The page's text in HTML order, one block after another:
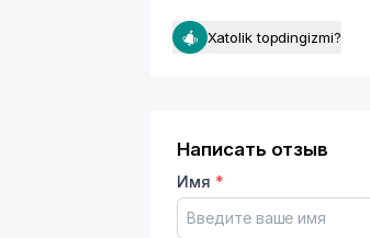
Xatolik topdingizmi?
Написать отзыв
Имя *